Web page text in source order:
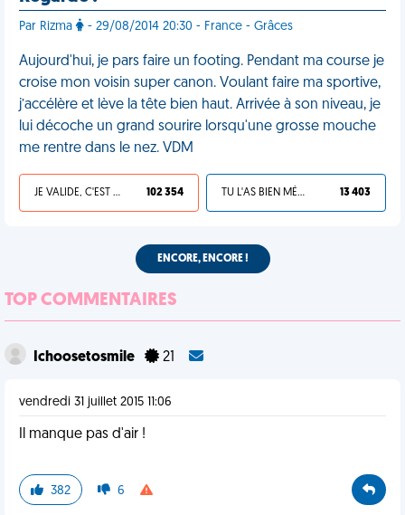
Par Rizma - 29/08/2014 20:30 - France - Grâces
Aujourd'hui, je pars faire un footing. Pendant ma course je
croise mon voisin super canon. Voulant faire ma sportive,
j’accélère et lève la tête bien haut. Arrivée à son niveau, je
lui décoche un grand sourire lorsqu'une grosse mouche
me rentre dans le nez. VDM
JE VALIDE, C'EST UNE VDM 102 354 TU L'AS BIEN MÉRITÉ 13 403
ENCORE, ENCORE !
TOP COMMENTAIRES
Ichoosetosmile 21
vendredi 31 juillet 2015 11:06
Il manque pas d'air !
382 6